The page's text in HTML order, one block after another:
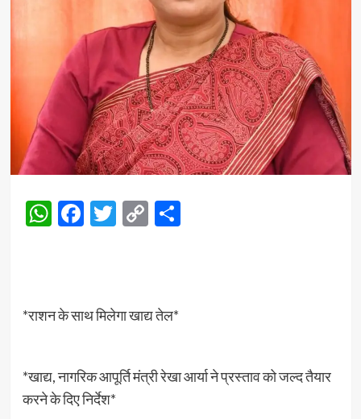
WhatsApp
Facebook
Twitter
CopyShare
*राशन के साथ मिलेगा खाद्य तेल*
*खाद्य, नागरिक आपूर्ति मंत्री रेखा आर्या ने प्रस्ताव को जल्द तैयार
करने के दिए निर्देश*